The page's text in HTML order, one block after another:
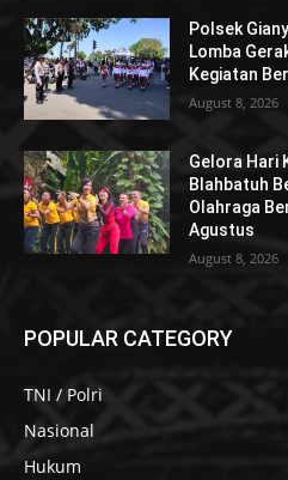
Polsek
Lomba
Kegiatan
August 8, 2026
Gelora Hari
Blahbatuh
Olahraga
Agustus
August 8, 2026
POPULAR CATEGORY
TNI / Polri
Nasional
Hukum